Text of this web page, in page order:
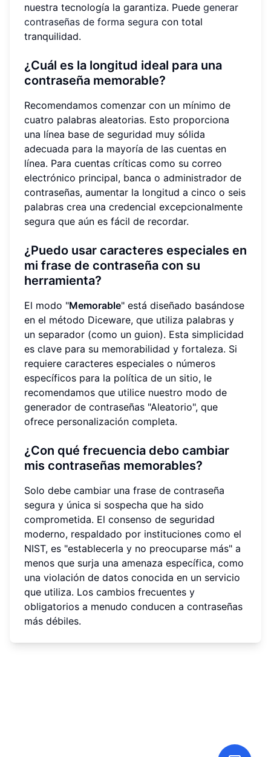
nuestra tecnología la garantiza. Puede generar
contraseñas de forma segura con total
tranquilidad.
¿Cuál es la longitud ideal para una
contraseña memorable?
Recomendamos comenzar con un mínimo de
cuatro palabras aleatorias. Esto proporciona
una línea base de seguridad muy sólida
adecuada para la mayoría de las cuentas en
línea. Para cuentas críticas como su correo
electrónico principal, banca o administrador de
contraseñas, aumentar la longitud a cinco o seis
palabras crea una credencial excepcionalmente
segura que aún es fácil de recordar.
¿Puedo usar caracteres especiales en
mi frase de contraseña con su
herramienta?
El modo "Memorable" está diseñado basándose
en el método Diceware, que utiliza palabras y
un separador (como un guion). Esta simplicidad
es clave para su memorabilidad y fortaleza. Si
requiere caracteres especiales o números
específicos para la política de un sitio, le
recomendamos que utilice nuestro modo de
generador de contraseñas "Aleatorio", que
ofrece personalización completa.
¿Con qué frecuencia debo cambiar
mis contraseñas memorables?
Solo debe cambiar una frase de contraseña
segura y única si sospecha que ha sido
comprometida. El consenso de seguridad
moderno, respaldado por instituciones como el
NIST, es "establecerla y no preocuparse más" a
menos que surja una amenaza específica, como
una violación de datos conocida en un servicio
que utiliza. Los cambios frecuentes y
obligatorios a menudo conducen a contraseñas
más débiles.